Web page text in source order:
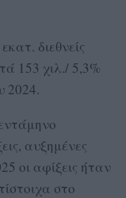
διεθνείς
153 χιλ./ 5,3%
2024.
αυξημένες
οι αφίξεις ήταν
στο